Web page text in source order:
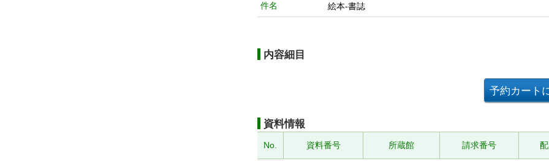
件名 絵本-書誌
内容細目
資料情報
No. 資料番号 所蔵館 請求番号